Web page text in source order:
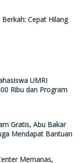
Cepat Hilang
UMRI
Ribu dan Program
Gratis, Abu Bakar
Mendapat Bantuan
Memanas,